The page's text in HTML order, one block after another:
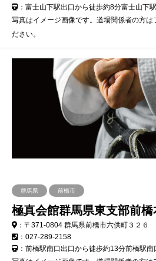
：富士山下駅出口から徒歩約8分富士山下
写真はイメージ画像です。道場関係者の方は
ださい。
群馬県 前橋市
極真会館群馬県東支部前
：〒371-0804 群馬県前橋市六供町３２６
：027-289-2158
：前橋駅南口出口から徒歩約13分前橋駅